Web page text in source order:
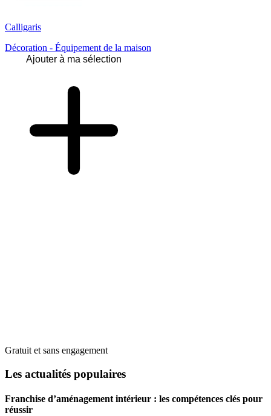
Calligaris
Décoration - Équipement de la maison
Ajouter à ma sélection
Gratuit et sans engagement
Les actualités populaires
Franchise d’aménagement intérieur : les compétences clés pour
réussir